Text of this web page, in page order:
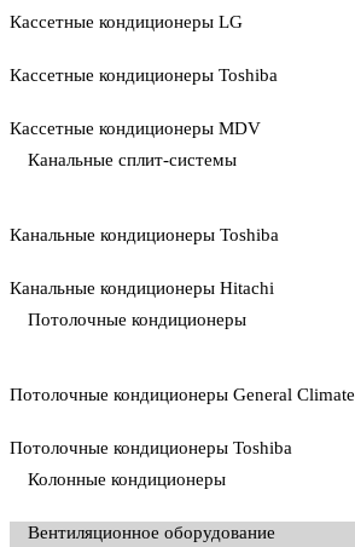
Кассетные кондиционеры LG
Кассетные кондиционеры Toshiba
Кассетные кондиционеры MDV
Канальные сплит-системы
Канальные кондиционеры Toshiba
Канальные кондиционеры Hitachi
Потолочные кондиционеры
Потолочные кондиционеры General Climate
Потолочные кондиционеры Toshiba
Колонные кондиционеры
Вентиляционное оборудование